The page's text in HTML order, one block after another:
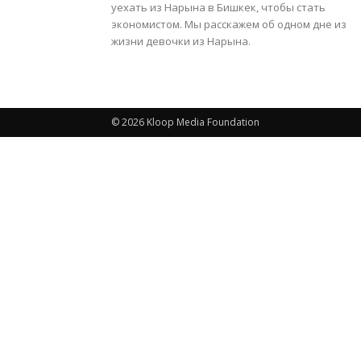
уехать из Нарына в Бишкек, чтобы стать
экономистом. Мы расскажем об одном дне из
жизни девочки из Нарына.
© 2026 Kloop Media Foundation